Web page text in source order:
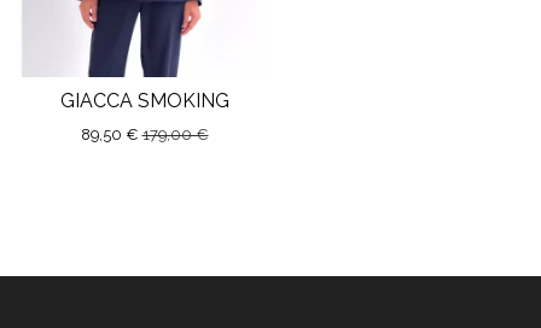
GIACCA SMOKING
89,50 €179,00 €